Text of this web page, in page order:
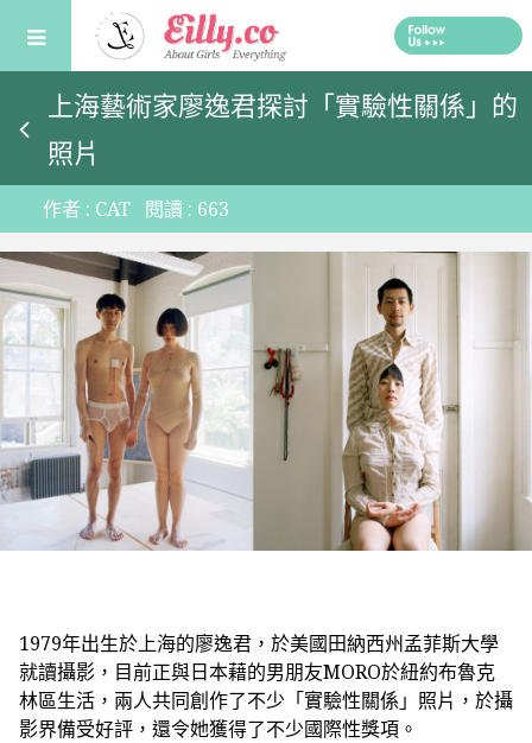
content
上海藝術家廖逸君探討「實驗性關係」的
照片
作者 : CAT 閱讀 : 663
1979年出生於上海的廖逸君，於美國田納西州孟菲斯大學
就讀攝影，目前正與日本藉的男朋友MORO於紐約布魯克
林區生活，兩人共同創作了不少「實驗性關係」照片，於攝
影界備受好評，還令她獲得了不少國際性獎項。